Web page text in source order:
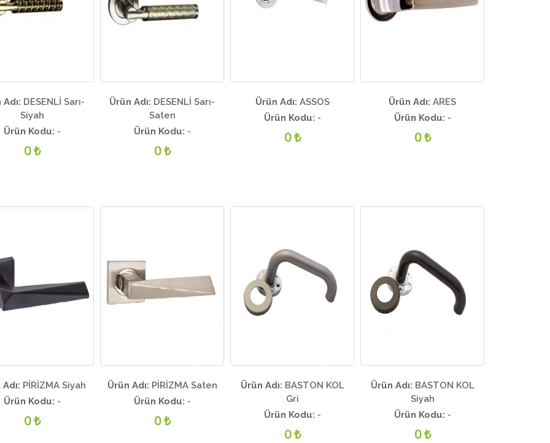
DESENLİ Sarı-
Siyah
Ürün Kodu: -
0 ₺
Ürün Adı: DESENLİ Sarı-
Saten
Ürün Kodu: -
0 ₺
Ürün Adı: ASSOS
Ürün Kodu: -
0 ₺
Ürün Adı: ARES
Ürün Kodu: -
0 ₺
PİRİZMA Siyah
Ürün Kodu: -
0 ₺
Ürün Adı: PİRİZMA Saten
Ürün Kodu: -
0 ₺
Ürün Adı: BASTON KOL
Gri
Ürün Kodu: -
0 ₺
Ürün Adı: BASTON KOL
Siyah
Ürün Kodu: -
0 ₺